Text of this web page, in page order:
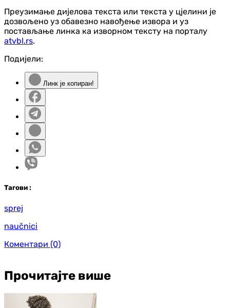
Преузимање дијелова текста или текста у цјелини је
дозвољено уз обавезно навођење извора и уз
постављање линка ка изворном тексту на порталу
atvbl.rs.
Подијели:
Линк је копиран!
Тагови :
sprej
naučnici
Коментари (0)
Прочитајте више